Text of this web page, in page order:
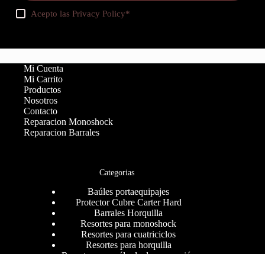
Acepto lasPrivacy Policy*
Mi Cuenta
Mi Carrito
Productos
Nosotros
Contacto
Reparacion Monoshock
Reparacion Barrales
Categorias
Baúles portaequipajes
Protector Cubre Carter Hard
Barrales Horquilla
Resortes para monoshock
Resortes para cuatriciclos
Resortes para horquilla